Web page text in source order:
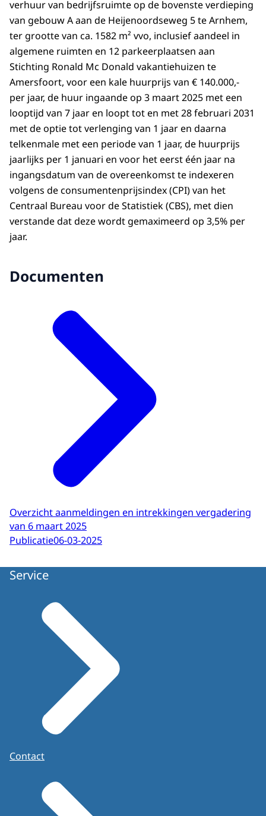
verhuur van bedrijfsruimte op de bovenste verdieping
van gebouw A aan de Heijenoordseweg 5 te Arnhem,
ter grootte van ca. 1582 m² vvo, inclusief aandeel in
algemene ruimten en 12 parkeerplaatsen aan
Stichting Ronald Mc Donald vakantiehuizen te
Amersfoort, voor een kale huurprijs van € 140.000,-
per jaar, de huur ingaande op 3 maart 2025 met een
looptijd van 7 jaar en loopt tot en met 28 februari 2031
met de optie tot verlenging van 1 jaar en daarna
telkenmale met een periode van 1 jaar, de huurprijs
jaarlijks per 1 januari en voor het eerst één jaar na
ingangsdatum van de overeenkomst te indexeren
volgens de consumentenprijsindex (CPI) van het
Centraal Bureau voor de Statistiek (CBS), met dien
verstande dat deze wordt gemaximeerd op 3,5% per
jaar.
Documenten
Overzicht aanmeldingen en intrekkingen vergadering
van 6 maart 2025
Publicatie06-03-2025
Service
Contact